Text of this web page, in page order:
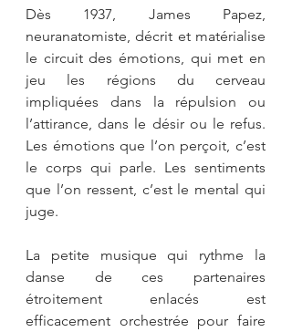
Dès 1937, James Papez,
neuranatomiste, décrit et matérialise
le circuit des émotions, qui met en
jeu les régions du cerveau
impliquées dans la répulsion ou
l’attirance, dans le désir ou le refus.
Les émotions que l’on perçoit, c’est
le corps qui parle. Les sentiments
que l’on ressent, c’est le mental qui
juge.
La petite musique qui rythme la
danse de ces partenaires
étroitement enlacés est
efficacement orchestrée pour faire